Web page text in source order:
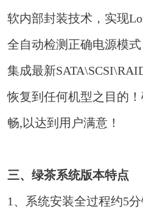
软内部封装技术，实现
全自动检测正确电源模式
集成最新
恢复到任何机型之目的
畅,以达到用户满意！
三、绿茶系统版本特点
1、系统安装全过程约5